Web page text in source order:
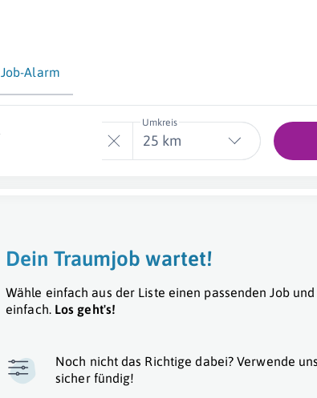
Job-Alarm
Umkreis
25 km
Dein Traumjob wartet!
Wähle einfach aus der Liste einen passenden Job
einfach. Los geht's!
Noch nicht das Richtige dabei? Verwende
sicher fündig!